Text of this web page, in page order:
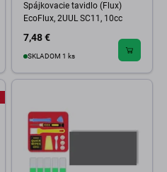
Spájkovacie tavidlo (Flux)
EcoFlux, 2UUL SC11, 10cc
7,48 €
SKLADOM 1 ks